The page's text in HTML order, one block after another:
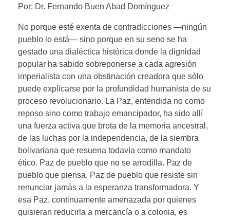
Por: Dr. Fernando Buen Abad Domínguez
No porque esté exenta de contradicciones —ningún
pueblo lo está— sino porque en su seno se ha
gestado una dialéctica histórica donde la dignidad
popular ha sabido sobreponerse a cada agresión
imperialista con una obstinación creadora que sólo
puede explicarse por la profundidad humanista de su
proceso revolucionario. La Paz, entendida no como
reposo sino como trabajo emancipador, ha sido allí
una fuerza activa que brota de la memoria ancestral,
de las luchas por la independencia, de la siembra
bolivariana que resuena todavía como mandato
ético. Paz de pueblo que no se arrodilla. Paz de
pueblo que piensa. Paz de pueblo que resiste sin
renunciar jamás a la esperanza transformadora. Y
esa Paz, continuamente amenazada por quienes
quisieran reducirla a mercancía o a colonia, es